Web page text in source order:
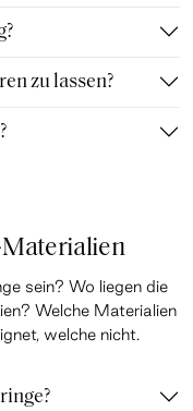
zu lassen?
sein? Wo liegen die
Welche Materialien
welche nicht.